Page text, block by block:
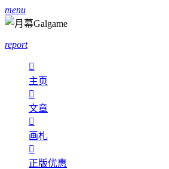
menu
report

主页

文章

画札

正版优惠